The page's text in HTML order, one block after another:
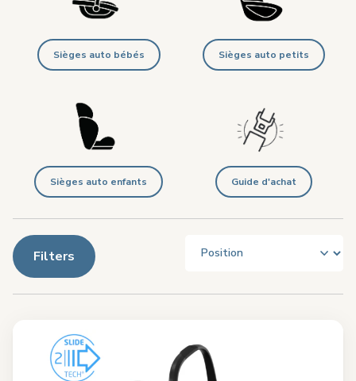
Sièges auto bébés Sièges auto petits
Sièges auto enfants Guide d'achat
Filters